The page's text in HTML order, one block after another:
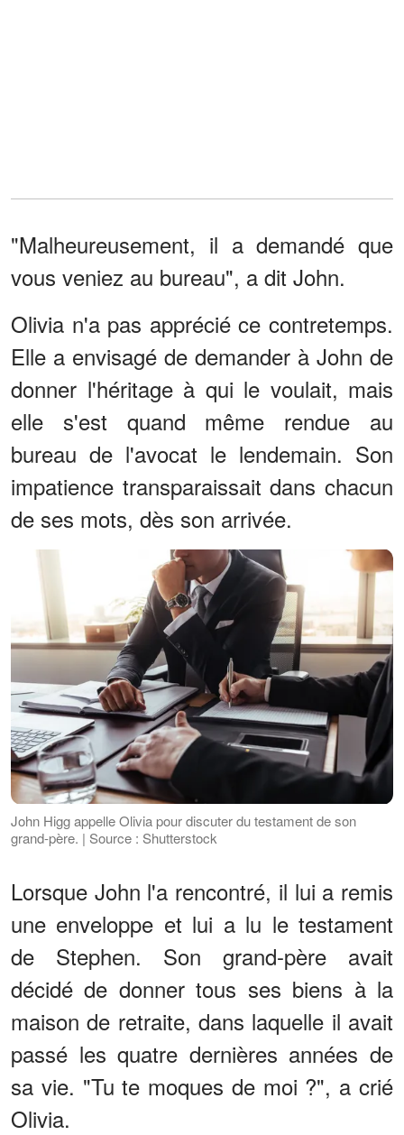
"Malheureusement, il a demandé que
vous veniez au bureau", a dit John.
Olivia n'a pas apprécié ce contretemps.
Elle a envisagé de demander à John de
donner l'héritage à qui le voulait, mais
elle s'est quand même rendue au
bureau de l'avocat le lendemain. Son
impatience transparaissait dans chacun
de ses mots, dès son arrivée.
John Higg appelle Olivia pour discuter du testament de son
grand-père. | Source : Shutterstock
Lorsque John l'a rencontré, il lui a remis
une enveloppe et lui a lu le testament
de Stephen. Son grand-père avait
décidé de donner tous ses biens à la
maison de retraite, dans laquelle il avait
passé les quatre dernières années de
sa vie. "Tu te moques de moi ?", a crié
Olivia.